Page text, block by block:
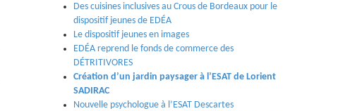
Des cuisines inclusives au Crous de Bordeaux pour le
dispositif jeunes de EDÉA
Le dispositif jeunes en images
EDÉA reprend le fonds de commerce des
DÉTRITIVORES
Création d’un jardin paysager à l’ESAT de Lorient
SADIRAC
Nouvelle psychologue à l’ESAT Descartes